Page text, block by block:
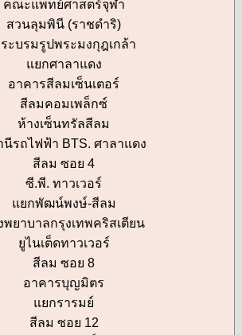
คณะแพทย์ศาสตร์จุฬา
สวนลุมพินี (ราชดำริ)
ะบรมรูปพระมงกุฎเกล้า
แยกศาลาแดง
อาคารสีลมเซ็นเตอร์
สีลมคอมเพล็กซ์
ห้างเซ็นทรัลสีลม
นีรถไฟฟ้า BTS. ศาลาแดง
สีลม ซอย 4
ซี.พี. ทาวเวอร์
แยกพัฒน์พงษ์-สีลม
พยาบาลกรุงเทพคริสเตียน
ยูไนเต็ดทาวเวอร์
สีลม ซอย 8
อาคารบุญมิตร
แยกรารมย์
สีลม ซอย 12